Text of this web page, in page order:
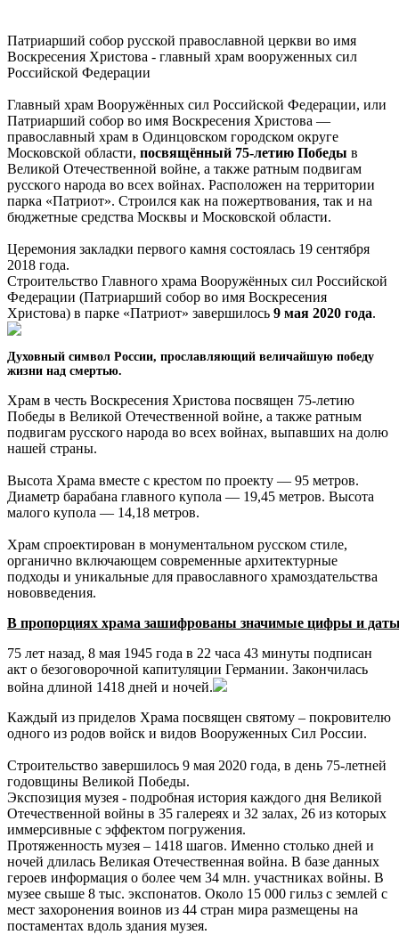
Патриарший собор русской православной церкви во имя
Воскресения Христова - главный храм вооруженных сил
Российской Федерации
Главный храм Вооружённых сил Российской Федерации, или
Патриарший собор во имя Воскресения Христова —
православный храм в Одинцовском городском округе
Московской области, посвящённый 75-летию Победы в
Великой Отечественной войне, а также ратным подвигам
русского народа во всех войнах. Расположен на территории
парка «Патриот». Строился как на пожертвования, так и на
бюджетные средства Москвы и Московской области.
Церемония закладки первого камня состоялась 19 сентября
2018 года.
Строительство Главного храма Вооружённых сил Российской
Федерации (Патриарший собор во имя Воскресения
Христова) в парке «Патриот» завершилось 9 мая 2020 года.
Духовный символ России, прославляющий величайшую победу
жизни над смертью.
Храм в честь Воскресения Христова посвящен 75-летию
Победы в Великой Отечественной войне, а также ратным
подвигам русского народа во всех войнах, выпавших на долю
нашей страны.
Высота Храма вместе с крестом по проекту — 95 метров.
Диаметр барабана главного купола — 19,45 метров. Высота
малого купола — 14,18 метров.
Храм спроектирован в монументальном русском стиле,
органично включающем современные архитектурные
подходы и уникальные для православного храмоздательства
нововведения.
В пропорциях храма зашифрованы значимые цифры и даты
75 лет назад, 8 мая 1945 года в 22 часа 43 минуты подписан
акт о безоговорочной капитуляции Германии. Закончилась
война длиной 1418 дней и ночей.
Каждый из приделов Храма посвящен святому – покровителю
одного из родов войск и видов Вооруженных Сил России.
Строительство завершилось 9 мая 2020 года, в день 75-летней
годовщины Великой Победы.
Экспозиция музея - подробная история каждого дня Великой
Отечественной войны в 35 галереях и 32 залах, 26 из которых
иммерсивные с эффектом погружения.
Протяженность музея – 1418 шагов. Именно столько дней и
ночей длилась Великая Отечественная война. В базе данных
героев информация о более чем 34 млн. участниках войны. В
музее свыше 8 тыс. экспонатов. Около 15 000 гильз с землей с
мест захоронения воинов из 44 стран мира размещены на
постаментах вдоль здания музея.